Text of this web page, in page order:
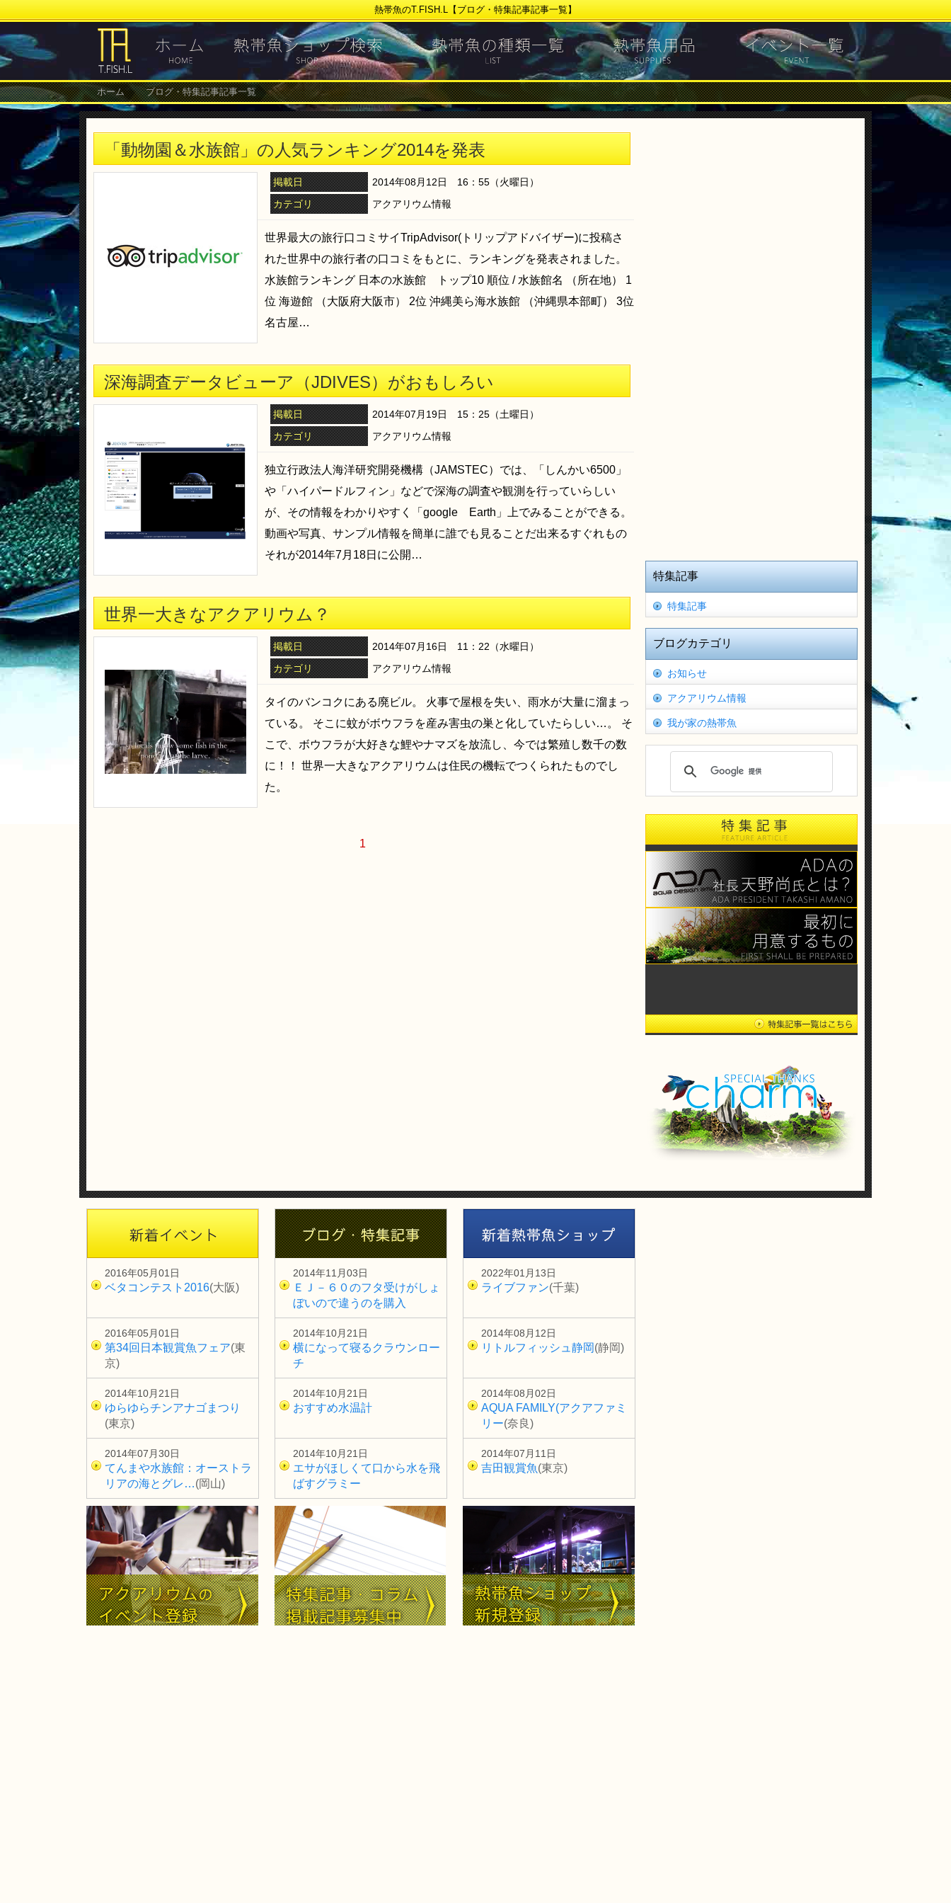
熱帯魚のT.FISH.L【ブログ・特集記事記事一覧】
ホーム ブログ・特集記事記事一覧
「動物園＆水族館」の人気ランキング2014を発表
掲載日
2014年08月12日 16：55（火曜日）
カテゴリ
アクアリウム情報
世界最大の旅行口コミサイTripAdvisor(トリップアドバイザー)に投稿さ
れた世界中の旅行者の口コミをもとに、ランキングを発表されました。
水族館ランキング 日本の水族館 トップ10 順位 / 水族館名 （所在地） 1
位 海遊館 （大阪府大阪市） 2位 沖縄美ら海水族館 （沖縄県本部町） 3位
名古屋…
深海調査データビューア（JDIVES）がおもしろい
掲載日
2014年07月19日 15：25（土曜日）
カテゴリ
アクアリウム情報
独立行政法人海洋研究開発機構（JAMSTEC）では、「しんかい6500」
や「ハイパードルフィン」などで深海の調査や観測を行っていらしい
が、その情報をわかりやすく「google Earth」上でみることができる。
動画や写真、サンプル情報を簡単に誰でも見ることだ出来るすぐれもの
それが2014年7月18日に公開…
世界一大きなアクアリウム？
掲載日
2014年07月16日 11：22（水曜日）
カテゴリ
アクアリウム情報
タイのバンコクにある廃ビル。 火事で屋根を失い、雨水が大量に溜まっ
ている。 そこに蚊がボウフラを産み害虫の巣と化していたらしい…。 そ
こで、ボウフラが大好きな鯉やナマズを放流し、今では繁殖し数千の数
に！！ 世界一大きなアクアリウムは住民の機転でつくられたものでし
た。
1
特集記事
特集記事
ブログカテゴリ
お知らせ
アクアリウム情報
我が家の熱帯魚
2016年05月01日
ベタコンテスト2016(大阪)
2016年05月01日
第34回日本観賞魚フェア(東
京)
2014年10月21日
ゆらゆらチンアナゴまつり
(東京)
2014年07月30日
てんまや水族館：オーストラ
リアの海とグレ…(岡山)
2014年11月03日
ＥＪ－６０のフタ受けがしょ
ぼいので違うのを購入
2014年10月21日
横になって寝るクラウンロー
チ
2014年10月21日
おすすめ水温計
2014年10月21日
エサがほしくて口から水を飛
ばすグラミー
2022年01月13日
ライブファン(千葉)
2014年08月12日
リトルフィッシュ静岡(静岡)
2014年08月02日
AQUA FAMILY(アクアファミ
リー(奈良)
2014年07月11日
吉田観賞魚(東京)